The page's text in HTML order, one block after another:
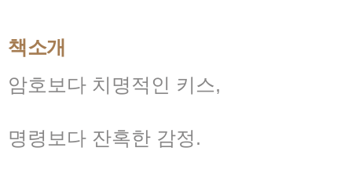
책소개
암호보다 치명적인 키스,
명령보다 잔혹한 감정.